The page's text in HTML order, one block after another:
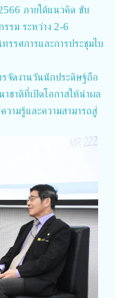
ภายใต้แนวคิด ขับ
รรม ระหว่าง 2-6
รศการและการประชุมไบ
จัดงานวันนักประดิษฐ์ถือ
ชาติที่เปิดโอกาสให้นำผล
วามรู้และความสามารถสู่